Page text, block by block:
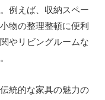
例えば、収納スペー
物の整理整頓に便利
やリビングルームな
統的な家具の魅力の